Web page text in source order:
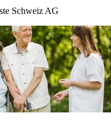
Schweiz AG